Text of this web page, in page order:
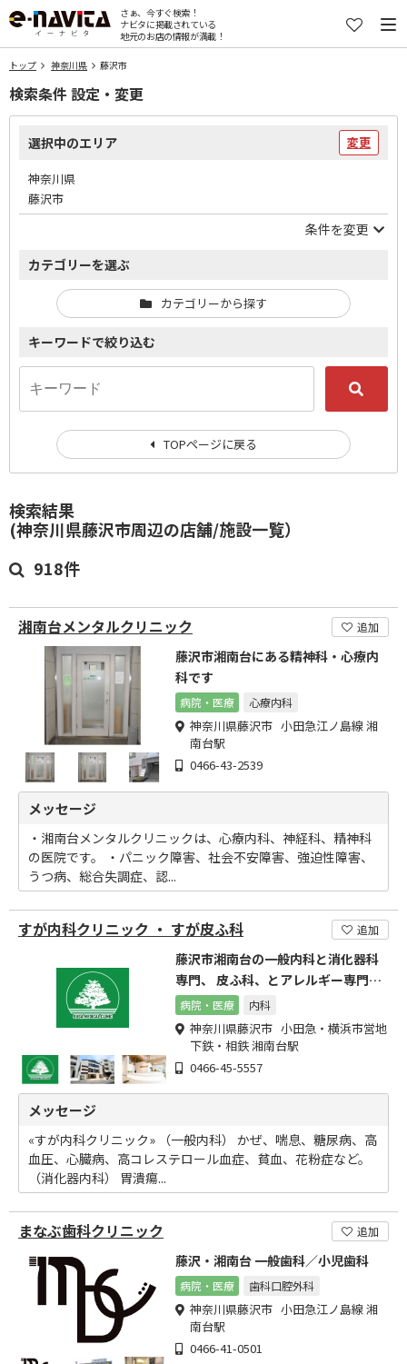
さぁ、今すぐ検索！
ナビタに掲載されている
地元のお店の情報が満載！
トップ 神奈川県 藤沢市
検索結果
(神奈川県藤沢市周辺の店舗/施設一覧）
918件
湘南台メンタルクリニック 追加
藤沢市湘南台にある精神科・心療内
科です
病院・医療 心療内科
神奈川県藤沢市 小田急江ノ島線 湘
南台駅
0466-43-2539
メッセージ
・湘南台メンタルクリニックは、心療内科、神経科、精神科
の医院です。 ・パニック障害、社会不安障害、強迫性障害、
うつ病、総合失調症、認...
すが内科クリニック ・ すが皮ふ科 追加
藤沢市湘南台の一般内科と消化器科
専門、 皮ふ科、とアレルギー専門の
クリニックです。
病院・医療 内科
神奈川県藤沢市 小田急・横浜市営地
下鉄・相鉄 湘南台駅
0466-45-5557
メッセージ
«すが内科クリニック» （一般内科） かぜ、喘息、糖尿病、高
血圧、心臓病、高コレステロール血症、貧血、花粉症など。
（消化器内科） 胃潰瘍...
まなぶ歯科クリニック 追加
藤沢・湘南台 一般歯科／小児歯科
病院・医療 歯科口腔外科
神奈川県藤沢市 小田急江ノ島線 湘
南台駅
0466-41-0501
検索条件 設定・変更
選択中のエリア 変更
神奈川県
藤沢市
条件を変更
カテゴリーを選ぶ
カテゴリーから探す
キーワードで絞り込む
TOPページに戻る